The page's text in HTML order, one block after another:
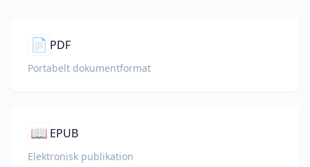
📄 PDF
Portabelt dokumentformat
📖 EPUB
Elektronisk publikation